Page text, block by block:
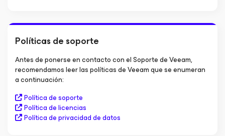
Políticas de soporte
Antes de ponerse en contacto con el Soporte de Veeam,
recomendamos leer las políticas de Veeam que se enumeran
a continuación:
Política de soporte
Política de licencias
Política de privacidad de datos